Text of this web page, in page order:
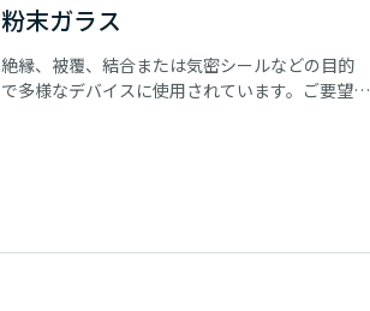
粉末ガラス
絶縁、被覆、結合または気密シールなどの目的
で多様なデバイスに使用されています。ご要望に